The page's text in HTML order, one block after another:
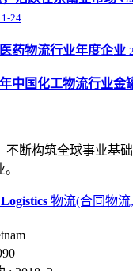
24
药物流行业年度企业
中国化工物流行业金
不断构筑全球事业基
物流(合同物